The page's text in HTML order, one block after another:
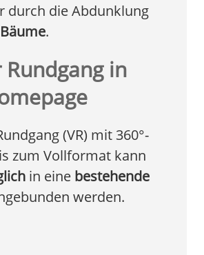
durch die Abdunklung
.
in
(VR) mit 360°-
zum Vollformat kann
in eine bestehende
werden.